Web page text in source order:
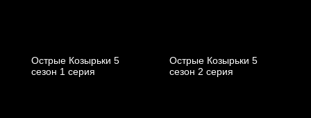
Острые Козырьки 5
cезон 1 cерия
Острые Козырьки 5
cезон 2 cерия